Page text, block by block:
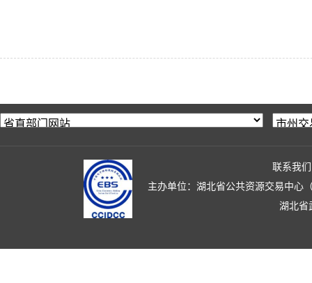
联系我们
主办单位：湖北省公共资源交易中心
湖北省